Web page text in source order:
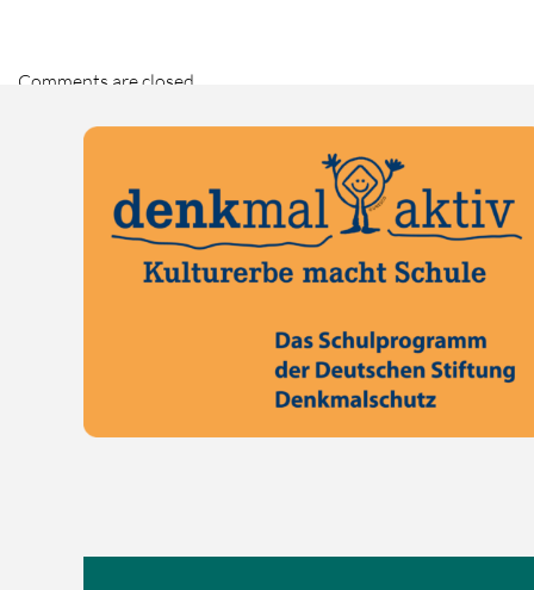
Comments are closed.